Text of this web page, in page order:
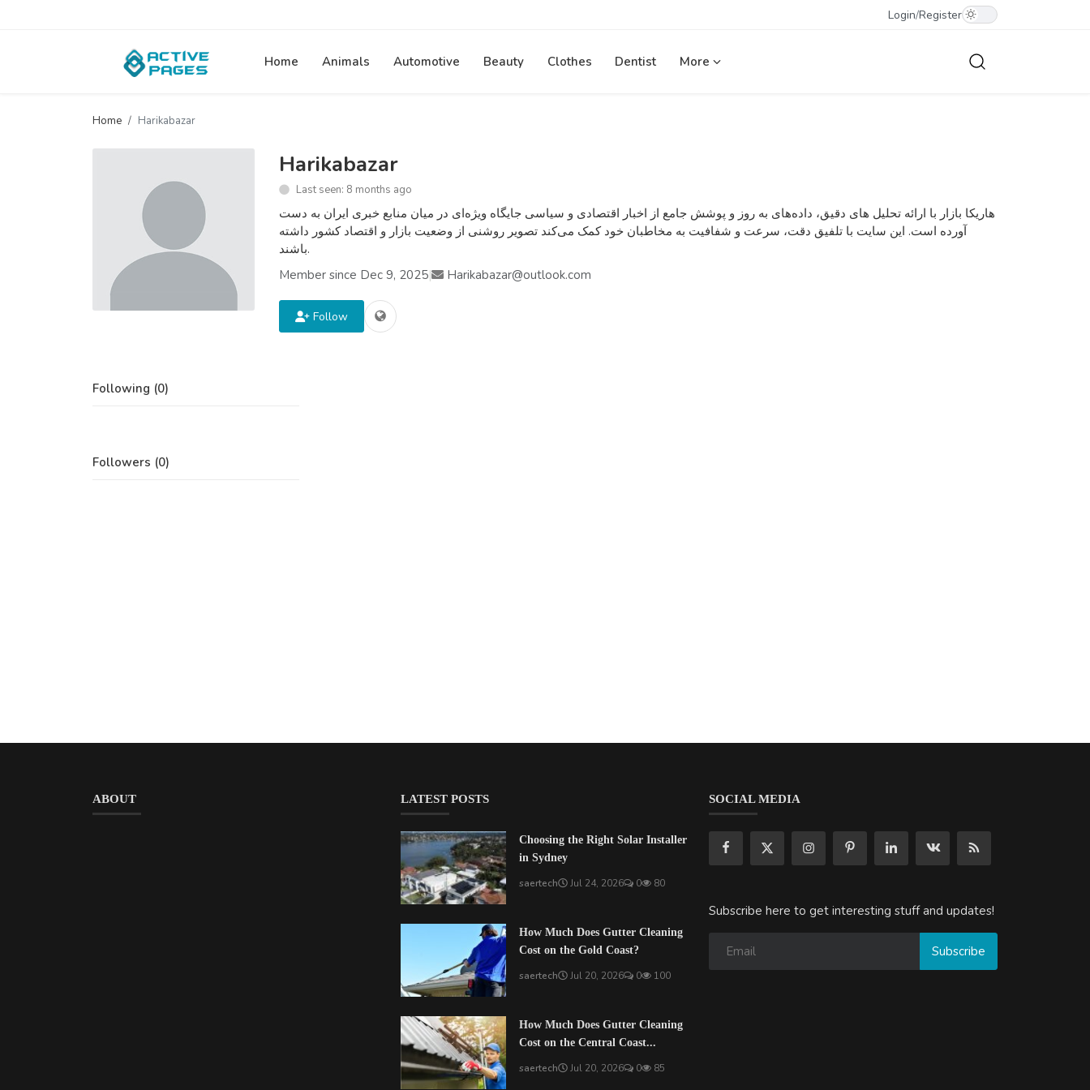
Login/Register
Home Animals Automotive Beauty Clothes Dentist More
Home Harikabazar
Harikabazar
Last seen: 8 months ago
هاریکا بازار با ارائه تحلیل ‌های دقیق، داده‌های به ‌روز و پوشش جامع از اخبار اقتصادی و سیاسی جایگاه ویژه‌ای در میان منابع خبری ایران به دست
آورده است. این سایت با تلفیق دقت، سرعت و شفافیت به مخاطبان خود کمک می‌کند تصویر روشنی از وضعیت بازار و اقتصاد کشور داشته
باشند.
Member since Dec 9, 2025| Harikabazar@outlook.com
Follow
Following (0)
Followers (0)
ABOUT LATEST POSTS
Choosing the Right Solar Installer
in Sydney
saertech Jul 24, 2026 0 80
How Much Does Gutter Cleaning
Cost on the Gold Coast?
saertech Jul 20, 2026 0 100
How Much Does Gutter Cleaning
Cost on the Central Coast...
saertech Jul 20, 2026 0 85
SOCIAL MEDIA
Subscribe here to get interesting stuff and updates!
Subscribe